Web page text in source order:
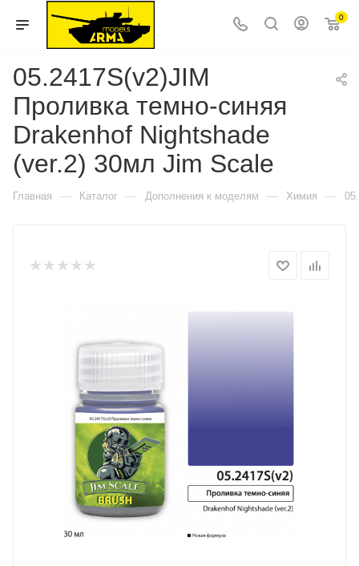
0
05.2417S(v2)JIM
Проливка темно-синяя
Drakenhof Nightshade
(ver.2) 30мл Jim Scale
Главная — Каталог — Дополнения к моделям — Химия —